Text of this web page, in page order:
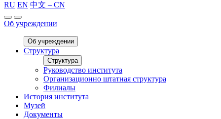
RU EN 中文 – CN
Об учреждении
Об учреждении
Структура
Структура
Руководство института
Организационно штатная структура
Филиалы
История института
Музей
Документы